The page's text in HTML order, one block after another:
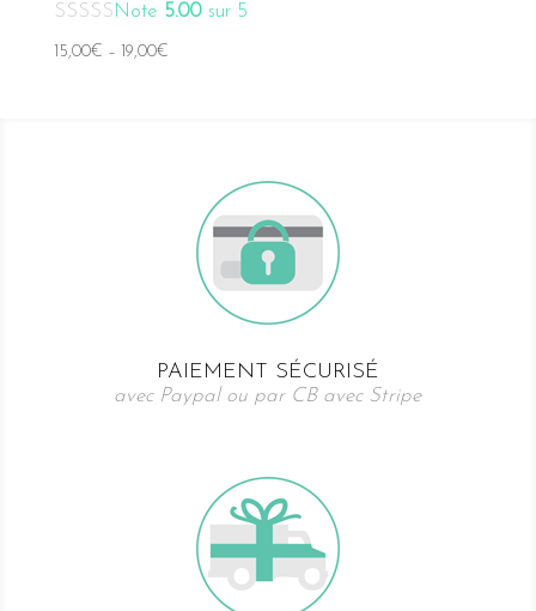
Note 5.00sur 5
15,00€ – 19,00€
PAIEMENT SÉCURISÉ
avec Paypal ou par CB avec Stripe